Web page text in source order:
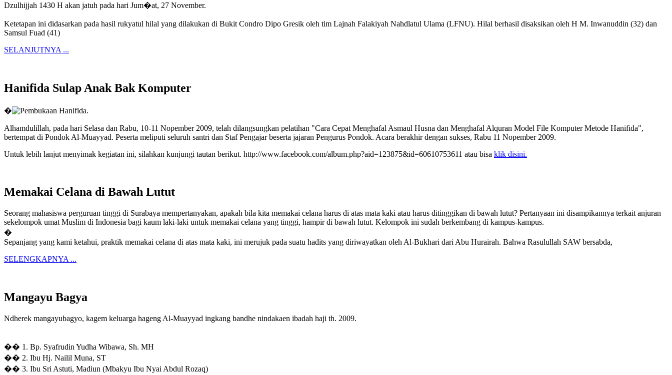
Dzulhijjah 1430 H akan jatuh pada hari Jum�at, 27 November.
Ketetapan ini didasarkan pada hasil rukyatul hilal yang dilakukan di Bukit Condro Dipo Gresik oleh tim Lajnah Falakiyah Nahdlatul Ulama (LFNU). Hilal berhasil disaksikan oleh H M. Inwanuddin (32) dan
Samsul Fuad (41)
SELANJUTNYA ...
Hanifida Sulap Anak Bak Komputer
�
Alhamdulillah, pada hari Selasa dan Rabu, 10-11 Nopember 2009, telah dilangsungkan pelatihan "Cara Cepat Menghafal Asmaul Husna dan Menghafal Alquran Model File Komputer Metode Hanifida",
bertempat di Pondok Al-Muayyad. Peserta meliputi seluruh santri dan Staf Pengajar beserta jajaran Pengurus Pondok. Acara berakhir dengan sukses, Rabu 11 Nopember 2009.
Untuk lebih lanjut menyimak kegiatan ini, silahkan kunjungi tautan berikut. http://www.facebook.com/album.php?aid=123875&id=60610753611 atau bisa klik disini.
Memakai Celana di Bawah Lutut
Seorang mahasiswa perguruan tinggi di Surabaya mempertanyakan, apakah bila kita memakai celana harus di atas mata kaki atau harus ditinggikan di bawah lutut? Pertanyaan ini disampikannya terkait anjuran
sekelompok umat Muslim di Indonesia bagi kaum laki-laki untuk memakai celana yang tinggi, hampir di bawah lutut. Kelompok ini sudah berkembang di kampus-kampus.
�
Sepanjang yang kami ketahui, praktik memakai celana di atas mata kaki, ini merujuk pada suatu hadits yang diriwayatkan oleh Al-Bukhari dari Abu Hurairah. Bahwa Rasulullah SAW bersabda,
SELENGKAPNYA ...
Mangayu Bagya
Ndherek mangayubagyo, kagem keluarga hageng Al-Muayyad ingkang bandhe nindakaen ibadah haji th. 2009.
�� 1. Bp. Syafrudin Yudha Wibawa, Sh. MH
�� 2. Ibu Hj. Nailil Muna, ST
�� 3. Ibu Sri Astuti, Madiun (Mbakyu Ibu Nyai Abdul Rozaq)